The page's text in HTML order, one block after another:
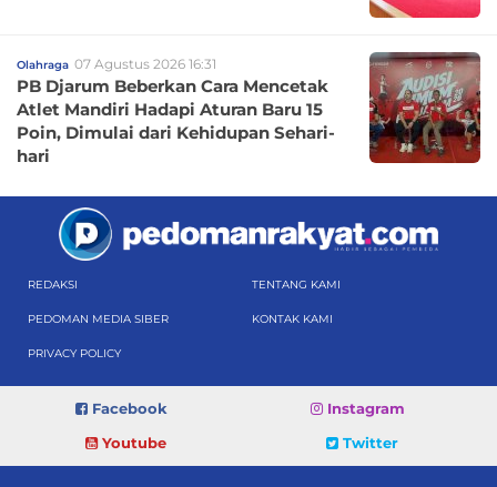
Olahraga 07 Agustus 2026 16:31
PB Djarum Beberkan Cara Mencetak
Atlet Mandiri Hadapi Aturan Baru 15
Poin, Dimulai dari Kehidupan Sehari-
hari
REDAKSI TENTANG KAMI
PEDOMAN MEDIA SIBER KONTAK KAMI
PRIVACY POLICY
Facebook
Instagram
Youtube
Twitter